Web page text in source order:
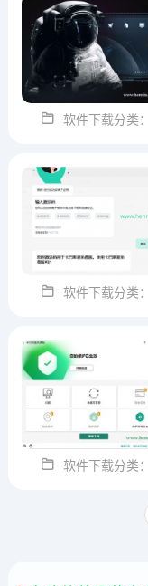
软件下载分类
软件下载分类
软件下载分类